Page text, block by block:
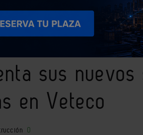
Kömmerling presenta sus nuevos sistemas
sus
en Veteco
0